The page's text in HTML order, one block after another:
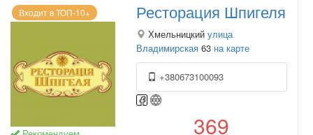
Входит в ТОП-10+ Ресторация Шпигеля
Хмельницкий улица
Владимирская 63 на карте
+380673100093
369